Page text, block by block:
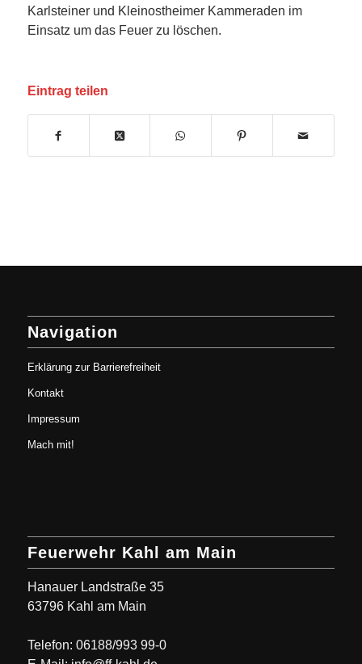
Karlsteiner und Kleinostheimer Kammeraden im
Einsatz um das Feuer zu löschen.
Eintrag teilen
Navigation
Erklärung zur Barrierefreiheit
Kontakt
Impressum
Mach mit!
Feuerwehr Kahl am Main
Hanauer Landstraße 35
63796 Kahl am Main
Telefon: 06188/993 99-0